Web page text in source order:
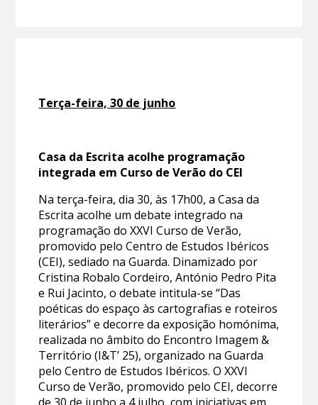
Terça-feira, 30 de junho
Casa da Escrita acolhe programação
integrada em Curso de Verão do CEI
Na terça-feira, dia 30, às 17h00, a Casa da
Escrita acolhe um debate integrado na
programação do XXVI Curso de Verão,
promovido pelo Centro de Estudos Ibéricos
(CEI), sediado na Guarda. Dinamizado por
Cristina Robalo Cordeiro, António Pedro Pita
e Rui Jacinto, o debate intitula-se “Das
poéticas do espaço às cartografias e roteiros
literários” e decorre da exposição homónima,
realizada no âmbito do Encontro Imagem &
Território (I&T’ 25), organizado na Guarda
pelo Centro de Estudos Ibéricos. O XXVI
Curso de Verão, promovido pelo CEI, decorre
de 30 de junho a 4 julho, com iniciativas em